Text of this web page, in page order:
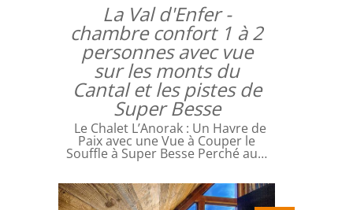
La Val d'Enfer -
chambre confort 1 à 2
personnes avec vue
sur les monts du
Cantal et les pistes de
Super Besse
Le Chalet L’Anorak : Un Havre de
Paix avec une Vue à Couper le
Souffle à Super Besse Perché au…